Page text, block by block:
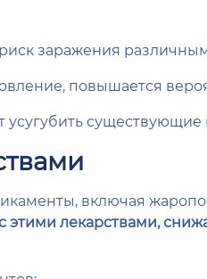
заражения
повышается
усугубить
включая
этими лекарствами,